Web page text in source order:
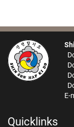
E-
Quicklinks